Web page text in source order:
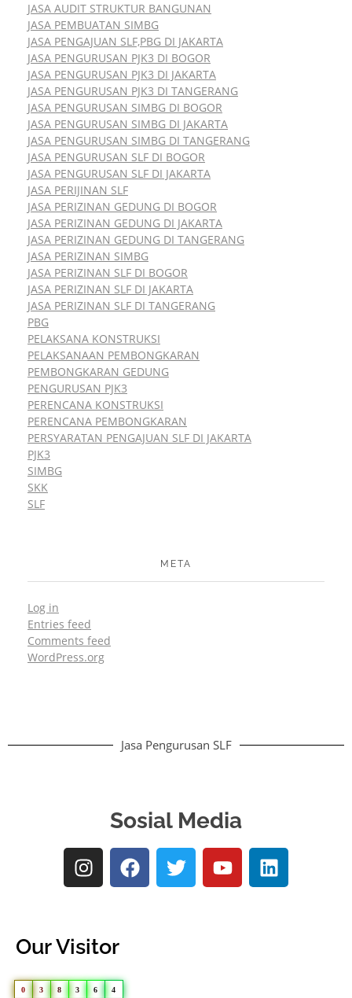
JASA AUDIT STRUKTUR BANGUNAN
JASA PEMBUATAN SIMBG
JASA PENGAJUAN SLF,PBG DI JAKARTA
JASA PENGURUSAN PJK3 DI BOGOR
JASA PENGURUSAN PJK3 DI JAKARTA
JASA PENGURUSAN PJK3 DI TANGERANG
JASA PENGURUSAN SIMBG DI BOGOR
JASA PENGURUSAN SIMBG DI JAKARTA
JASA PENGURUSAN SIMBG DI TANGERANG
JASA PENGURUSAN SLF DI BOGOR
JASA PENGURUSAN SLF DI JAKARTA
JASA PERIJINAN SLF
JASA PERIZINAN GEDUNG DI BOGOR
JASA PERIZINAN GEDUNG DI JAKARTA
JASA PERIZINAN GEDUNG DI TANGERANG
JASA PERIZINAN SIMBG
JASA PERIZINAN SLF DI BOGOR
JASA PERIZINAN SLF DI JAKARTA
JASA PERIZINAN SLF DI TANGERANG
PBG
PELAKSANA KONSTRUKSI
PELAKSANAAN PEMBONGKARAN
PEMBONGKARAN GEDUNG
PENGURUSAN PJK3
PERENCANA KONSTRUKSI
PERENCANA PEMBONGKARAN
PERSYARATAN PENGAJUAN SLF DI JAKARTA
PJK3
SIMBG
SKK
SLF
META
Log in
Entries feed
Comments feed
WordPress.org
Jasa Pengurusan SLF
Sosial Media
Our Visitor
0 3 8 3 6 4